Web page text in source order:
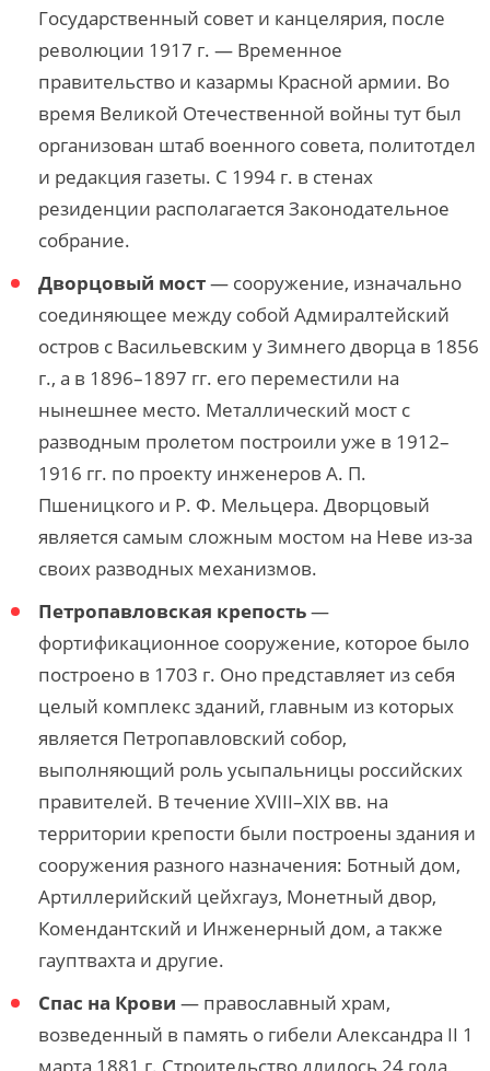
Государственный совет и канцелярия, после
революции 1917 г. — Временное
правительство и казармы Красной армии. Во
время Великой Отечественной войны тут был
организован штаб военного совета, политотдел
и редакция газеты. С 1994 г. в стенах
резиденции располагается Законодательное
собрание.
Дворцовый мост— сооружение, изначально
соединяющее между собой Адмиралтейский
остров с Васильевским у Зимнего дворца в 1856
г., а в 1896–1897 гг. его переместили на
нынешнее место. Металлический мост с
разводным пролетом построили уже в 1912–
1916 гг. по проекту инженеров А. П.
Пшеницкого и Р. Ф. Мельцера. Дворцовый
является самым сложным мостом на Неве из-за
своих разводных механизмов.
Петропавловская крепость—
фортификационное сооружение, которое было
построено в 1703 г. Оно представляет из себя
целый комплекс зданий, главным из которых
является Петропавловский собор,
выполняющий роль усыпальницы российских
правителей. В течение XVIII–XIX вв. на
территории крепости были построены здания и
сооружения разного назначения: Ботный дом,
Артиллерийский цейхгауз, Монетный двор,
Комендантский и Инженерный дом, a также
гауптвахта и другие.
Спас на Крови — православный храм,
возведенный в память о гибели Александра II 1